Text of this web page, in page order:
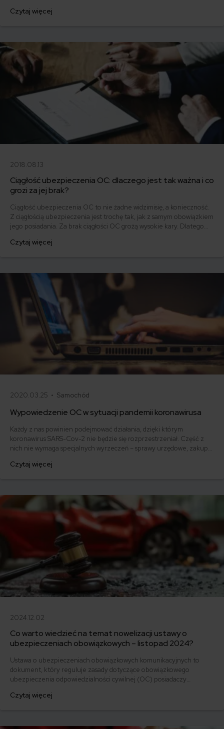
Czytaj więcej
2018.08.13
Ciągłość ubezpieczenia OC: dlaczego jest tak ważna i co
grozi za jej brak?
Ciągłość ubezpieczenia OC to nie żadne widzimisię, a konieczność.
Z ciągłością ubezpieczenia jest trochę tak, jak z samym obowiązkiem
jego posiadania. Za brak ciągłości OC grożą wysokie kary. Dlatego
a kiedy sami musimy dopilnować terminów. Co tak naprawdę grozi za
Czytaj więcej
2020.03.25 • Samochód
Wypowiedzenie OC w sytuacji pandemii koronawirusa
Każdy z nas powinien podejmować działania, dzięki którym
koronawirus SARS-Cov-2 nie będzie się rozprzestrzeniał. Część z
nich nie wymaga specjalnych wyrzeczeń – sprawy urzędowe, zakupy
bez wychodzenia z domu, czyli zdalnie.
Czytaj więcej
2024.12.02
Co warto wiedzieć na temat nowelizacji ustawy o
ubezpieczeniach obowiązkowych – listopad 2024?
Ustawa o ubezpieczeniach obowiązkowych komunikacyjnych to
dokument, który reguluje zasady dotyczące obowiązkowego
ubezpieczenia odpowiedzialności cywilnej (OC) posiadaczy
ustawy, znaczenie oraz konsekwencje braku ubezpieczenia? Jakie
Czytaj więcej